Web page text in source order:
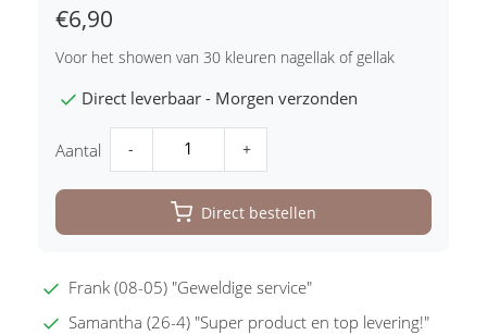
€6,90
Voor het showen van 30 kleuren nagellak of gellak
Direct leverbaar - Morgen verzonden
Aantal - +
Direct bestellen
Frank (08-05) "Geweldige service"
Samantha (26-4) "Super product en top levering!"